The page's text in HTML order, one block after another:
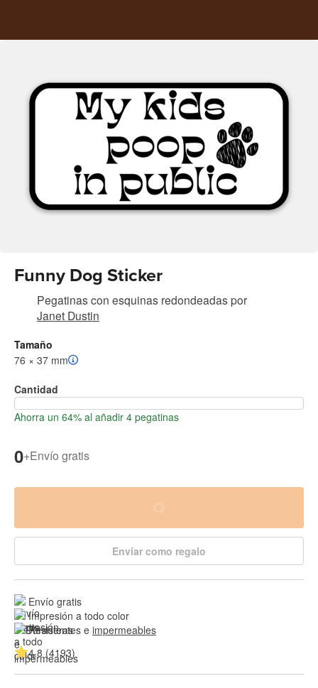
Funny Dog Sticker
Pegatinas con esquinas redondeadaspor
Janet Dustin
Tamaño
76 × 37 mm
Cantidad
Ahorra un 64% al añadir 4 pegatinas
0+Envío gratis
Enviar como regalo
Envío gratis
Impresión a todo color
Resistentes e impermeables
4.8 (4193)